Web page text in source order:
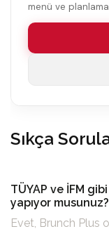
menü ve
Sıkça
TÜYAP ve İFM
yapıyor musunuz?
Evet, Brunch Plus